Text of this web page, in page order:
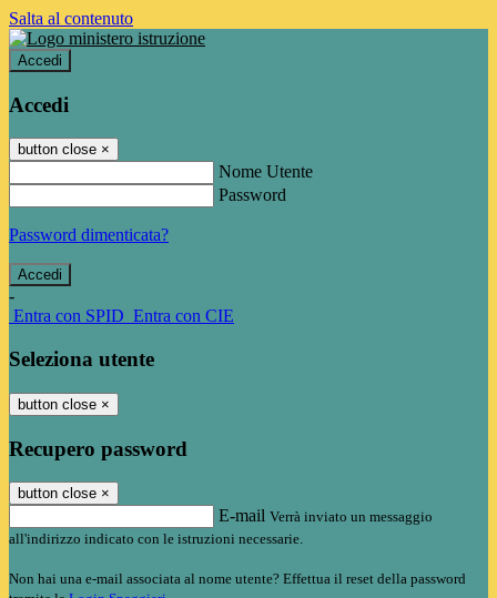
Salta al contenuto
Accedi
Accedi
button close ×
Nome Utente
Password
Password dimenticata?
-
Entra con SPID Entra con CIE
Seleziona utente
button close ×
Recupero password
button close ×
E-mail Verrà inviato un messaggio
all'indirizzo indicato con le istruzioni necessarie.
Non hai una e-mail associata al nome utente? Effettua il reset della password